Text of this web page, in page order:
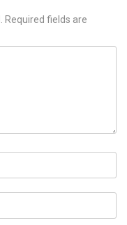
Required fields are